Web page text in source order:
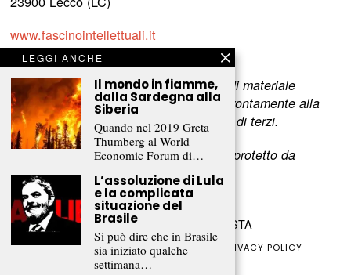
www.fascinointellettuali.it
info[at]fascinointellettuali.it
Per segnalare eventuali errori nell’uso di materiale
riservato,scriveteci e provvederemo prontamente alla
rimozione del materiale lesivo dei diritti di terzi.
L’intero contenuto di questo sito web è protetto da
copyright.
©2026FRAMMENTI RIVISTA
CHI SIAMO FR CLUB COLLABORA
PRIVACY POLICY
COOKIE POLICY
LEGGI ANCHE
Il mondo in fiamme,
dalla Sardegna alla
Siberia
Quando nel 2019 Greta
Thumberg al World
Economic Forum di…
L’assoluzione di Lula
e la complicata
situazione del
Brasile
Si può dire che in Brasile
sia iniziato qualche
settimana…